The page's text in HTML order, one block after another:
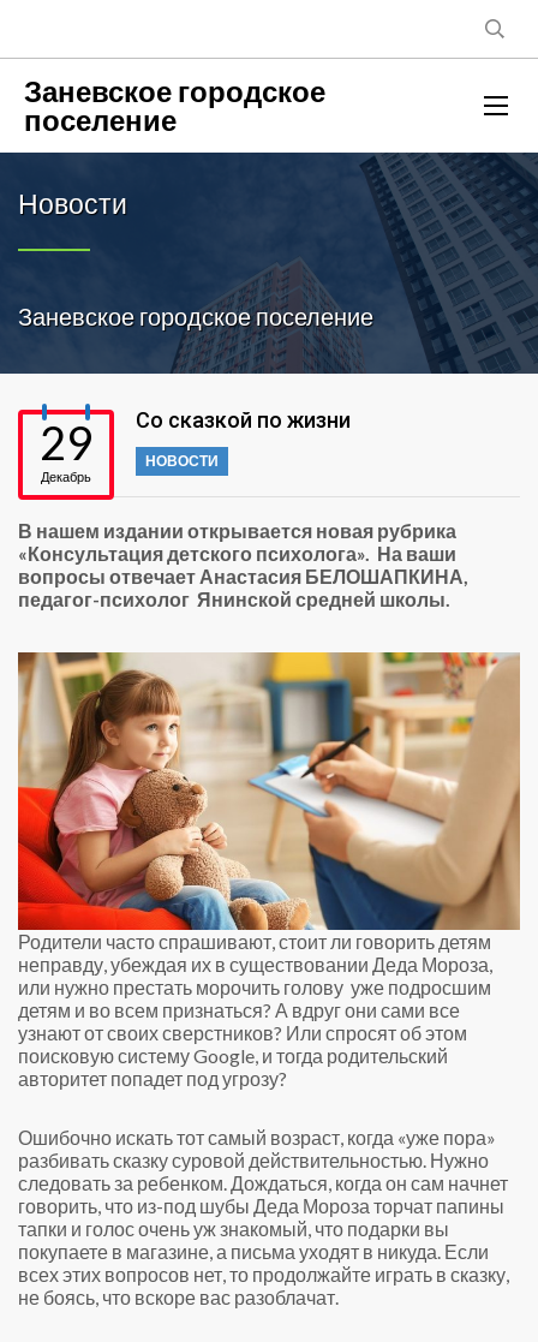
Заневское городское
поселение
Новости
Заневское городское поселение
29
Декабрь
Со сказкой по жизни
НОВОСТИ
В нашем издании открывается новая рубрика
«Консультация детского психолога». На ваши
вопросы отвечает Анастасия БЕЛОШАПКИНА,
педагог-психолог Янинской средней школы.
Родители часто спрашивают, стоит ли говорить детям
неправду, убеждая их в существовании Деда Мороза,
или нужно престать морочить голову уже подросшим
детям и во всем признаться? А вдруг они сами все
узнают от своих сверстников? Или спросят об этом
поисковую систему Google, и тогда родительский
авторитет попадет под угрозу?
Ошибочно искать тот самый возраст, когда «уже пора»
разбивать сказку суровой действительностью. Нужно
следовать за ребенком. Дождаться, когда он сам начнет
говорить, что из-под шубы Деда Мороза торчат папины
тапки и голос очень уж знакомый, что подарки вы
покупаете в магазине, а письма уходят в никуда. Если
всех этих вопросов нет, то продолжайте играть в сказку,
не боясь, что вскоре вас разоблачат.